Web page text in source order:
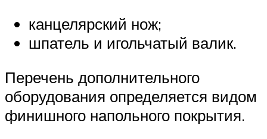
канцелярский нож;
шпатель и игольчатый валик.
Перечень дополнительного
оборудования определяется видом
финишного напольного покрытия.